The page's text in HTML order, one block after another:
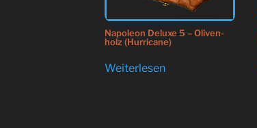
Napoleon Deluxe 5 – Oliven-
holz (Hurricane)
Weiterlesen